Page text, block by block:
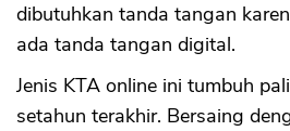
dibutuhkan tanda tangan
ada tanda tangan digital.
Jenis KTA online ini tumbuh
setahun terakhir. Bersaing